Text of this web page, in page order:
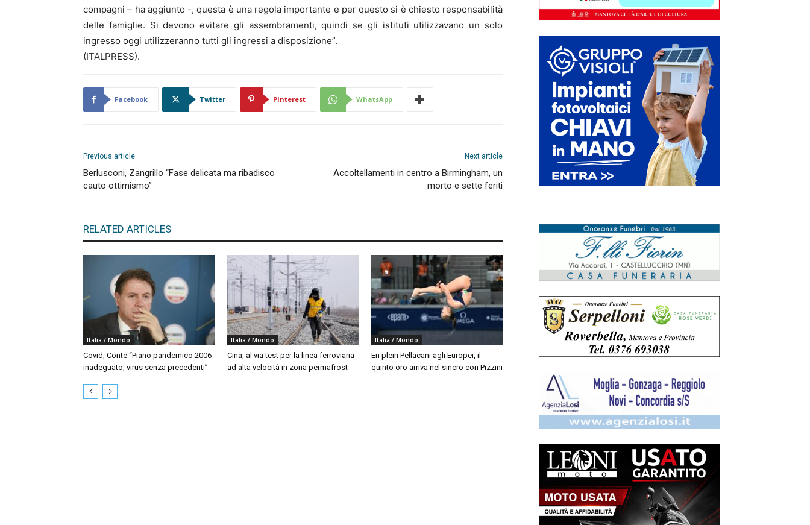
compagni – ha aggiunto -, questa è una regola importante e per questo si è chiesto responsabilità
delle famiglie. Si devono evitare gli assembramenti, quindi se gli istituti utilizzavano un solo
ingresso oggi utilizzeranno tutti gli ingressi a disposizione”.
(ITALPRESS).
Facebook Twitter Pinterest WhatsApp
Previous article
Berlusconi, Zangrillo “Fase delicata ma ribadisco
cauto ottimismo”
Next article
Accoltellamenti in centro a Birmingham, un
morto e sette feriti
RELATED ARTICLES
Italia / Mondo
Covid, Conte “Piano pandemico 2006
inadeguato, virus senza precedenti”
Italia / Mondo
Cina, al via test per la linea ferroviaria
ad alta velocità in zona permafrost
Italia / Mondo
En plein Pellacani agli Europei, il
quinto oro arriva nel sincro con Pizzini